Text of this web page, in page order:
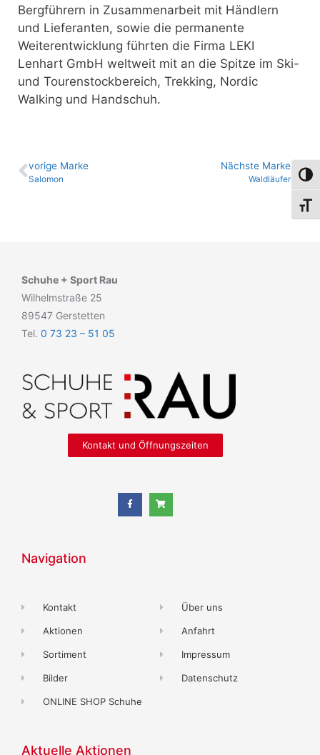
Bergführern in Zusammenarbeit mit Händlern
und Lieferanten, sowie die permanente
Weiterentwicklung führten die Firma LEKI
Lenhart GmbH weltweit mit an die Spitze im Ski-
und Tourenstockbereich, Trekking, Nordic
Walking und Handschuh.
vo­ri­ge Marke
Salomon
Nächste Marke
Waldläufer
Schuhe + Sport Rau
Wilhelmstraße 25
89547 Gerstetten
Tel. 0 73 23 – 51 05
Kontakt und Öffnungszeiten
Navigation
Kontakt
Aktionen
Sortiment
Bilder
ONLINE SHOP Schuhe
Über uns
Anfahrt
Impressum
Datenschutz
Aktuelle Aktionen